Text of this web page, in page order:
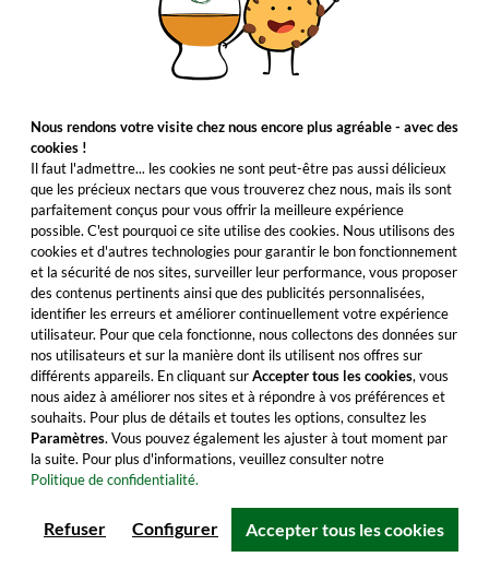
Options de paiement
Protection de la jeunesse
Révoquer un contrat
Sélectionnez votre pays de livraison :
Belgique
*En Belgique 2-3 jours en livraison standard | **Prix total le
plus bas des 30 derniers jours avant la réduction de prix.
Tous les prix sont TTC. | © 2026 Whic GmbH |Mentions
légales
Nous rendons votre visite chez nous encore plus agréable - avec des
cookies !
Il faut l'admettre... les cookies ne sont peut-être pas aussi délicieux
que les précieux nectars que vous trouverez chez nous, mais ils sont
parfaitement conçus pour vous offrir la meilleure expérience
possible. C'est pourquoi ce site utilise des cookies. Nous utilisons des
cookies et d'autres technologies pour garantir le bon fonctionnement
et la sécurité de nos sites, surveiller leur performance, vous proposer
des contenus pertinents ainsi que des publicités personnalisées,
identifier les erreurs et améliorer continuellement votre expérience
utilisateur. Pour que cela fonctionne, nous collectons des données sur
nos utilisateurs et sur la manière dont ils utilisent nos offres sur
différents appareils. En cliquant surAccepter tous les cookies, vous
nous aidez à améliorer nos sites et à répondre à vos préférences et
souhaits. Pour plus de détails et toutes les options, consultez les
Paramètres. Vous pouvez également les ajuster à tout moment par
la suite. Pour plus d'informations, veuillez consulter notre
Politique de confidentialité.
Refuser Configurer Accepter tous les cookies